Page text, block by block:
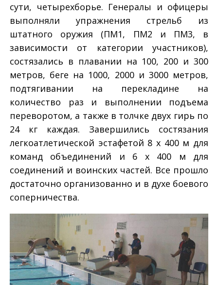
сути, четырехборье. Генералы и офицеры
выполняли упражнения стрельб из
штатного оружия (ПМ­1, ПМ­2 и ПМ­3, в
зависимости от категории участников),
состязались в плавании на 100, 200 и 300
метров, беге на 1000, 2000 и 3000 метров,
подтягивании на перекладине на
количество раз и выполнении подъема
переворотом, а также в толчке двух гирь по
24 кг каждая. Завершились состязания
легкоатлетической эстафетой 8 х 400 м для
команд объединений и 6 х 400 м для
соединений и воинских частей. Все прошло
достаточно организованно и в духе боевого
соперничества.